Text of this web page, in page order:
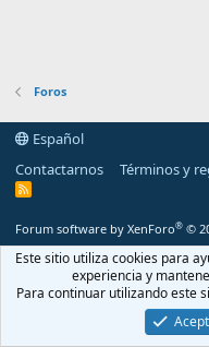
Foros
Español
Contactarnos
Términos y
R
Forum software by XenForo® ©
Este sitio utiliza cookies para
experiencia y
Para continuar utilizando este